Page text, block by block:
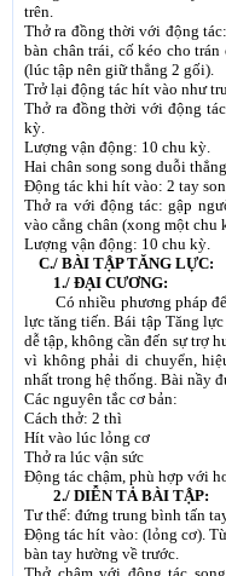
trên.
Thở ra đồng thời với động
bàn chân trái, cố kéo cho
(lúc tập nên giữ thẳng 2 gối).
Trở lại động tác hít vào như
Thở ra đồng thời với động
kỳ.
Lượng vận động: 10 chu kỳ.
Hai chân song song duỗi
Ðộng tác khi hít vào: 2 tay
Thở ra với động tác: gập
vào cẳng chân (xong một chu
Lượng vận động: 10 chu kỳ.
C./ BÀI TẬP TĂNG LỰC:
1./ ÐẠI CƯƠNG:
Có nhiều phương pháp để
lực tăng tiến. Bái tập Tăng
dễ tập, không cần đến sự trợ
vì không phải di chuyển,
nhất trong hệ thống. Bài nầy
Các nguyên tắc cơ bản:
Cách thở: 2 thì
Hít vào lúc lỏng cơ
Thở ra lúc vận sức
Ðộng tác chậm, phù hợp với
2./ DIỄN TẢ BÀI TẬP:
Tư thế: đứng trung bình tấn
Ðộng tác hít vào: (lỏng cơ).
bàn tay hường về trước.